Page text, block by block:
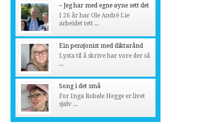
– Jeg har med egne øyne sett det
I 26 år har Ole André Lie
arbeidet tett ...
Ein pensjonist med diktarånd
Lysta til å skrive har vore der så
...
Song i det små
For Inga Robøle Hegge er livet
sjølv ...